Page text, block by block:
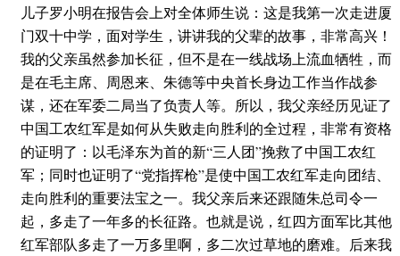
儿子罗小明在报告会上对全体师生说：这是我第一次走进厦
门双十中学，面对学生，讲讲我的父辈的故事，非常高兴！
我的父亲虽然参加长征，但不是在一线战场上流血牺牲，而
是在毛主席、周恩来、朱德等中央首长身边工作当作战参
谋，还在军委二局当了负责人等。所以，我父亲经历见证了
中国工农红军是如何从失败走向胜利的全过程，非常有资格
的证明了：以毛泽东为首的新“三人团”挽救了中国工农红
军；同时也证明了“党指挥枪”是使中国工农红军走向团结、
走向胜利的重要法宝之一。我父亲后来还跟随朱总司令一
起，多走了一年多的长征路。也就是说，红四方面军比其他
红军部队多走了一万多里啊，多二次过草地的磨难。后来我